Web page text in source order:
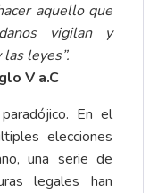
aquello que
vigilan y
leyes”.
V a.C
En el
elecciones
una serie de
legales han